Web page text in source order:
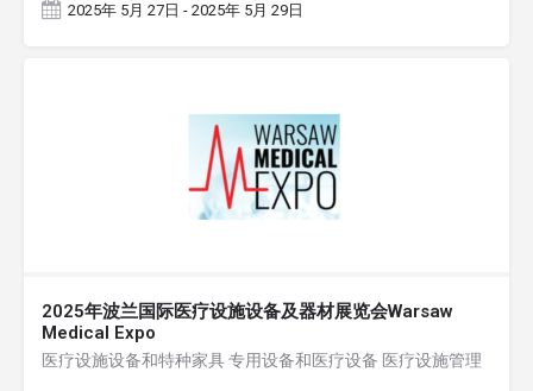
2025年 5月 27日 - 2025年 5月 29日
2025年波兰国际医疗设施设备及器材展览会Warsaw
Medical Expo
医疗设施设备和特种家具 专用设备和医疗设备 医疗设施管理